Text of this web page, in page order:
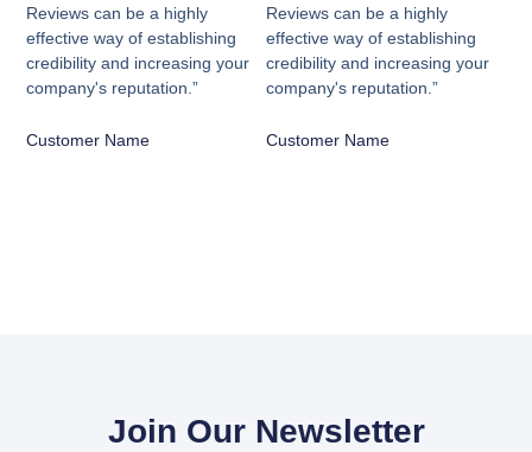
Reviews can be a highly
effective way of establishing
credibility and increasing your
company's reputation.”
Customer Name
Reviews can be a highly
effective way of establishing
credibility and increasing your
company's reputation.”
Customer Name
Join Our Newsletter